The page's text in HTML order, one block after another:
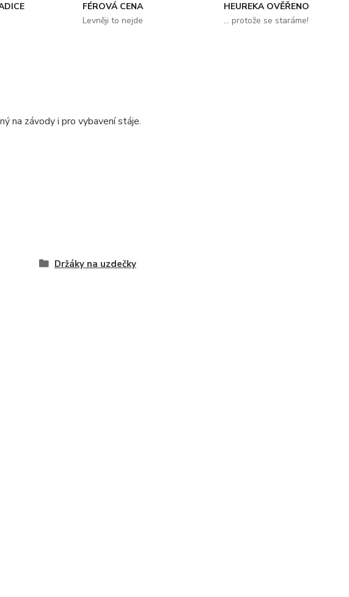
FÉROVÁ CENA
Levněji to nejde
HEUREKA OVĚŘENO
... protože se staráme!
na závody i pro vybavení stáje.
Držáky na uzdečky